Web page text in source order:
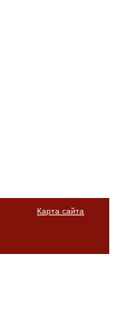
Карта сайта